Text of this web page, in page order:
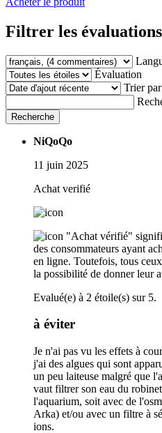
Filtrer les
Évaluation
Trier par
Recherche
NiQoQo
11 juin 2025
Achat verifié
"Achat vérifié"
des consommateurs ayant
en ligne. Toutefois, tous
la possibilité de donner leur
Evalué(e) à 2 étoile(s) sur 5.
à éviter
Je n'ai pas vu les effets à
j'ai des algues qui sont
un peu laiteuse malgré que
vaut filtrer son eau du
l'aquarium, soit avec de
Arka) et/ou avec un filtre à
ions.